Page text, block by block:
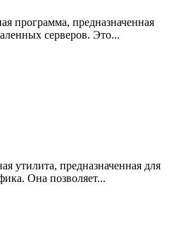
программа, предназначенная
серверов. Это...
утилита, предназначенная для
Она позволяет...